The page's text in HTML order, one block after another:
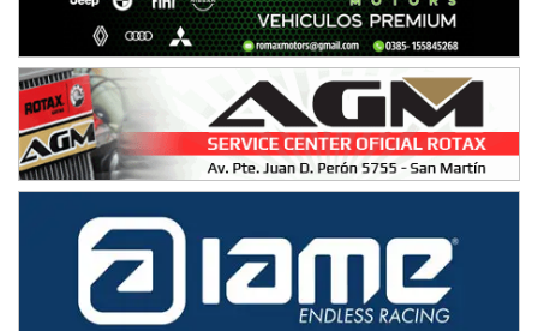
Parque de la Velocidad (Asfalto)
Villaguay (Entre Ríos)
VICTORIENSE - F7
El Cerro (Tierra)
Victoria (Entre Ríos)
PATAGONICO - F6
Moto Club Reginense (Tierra)
Gral. E. Godoy (Río Negro)
Juventud Unida (Tierra)
Humboldt (Santa Fe)